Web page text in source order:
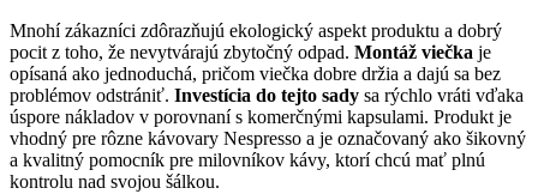
Mnohí zákazníci zdôrazňujú ekologický aspekt produktu a dobrý
pocit z toho, že nevytvárajú zbytočný odpad. Montáž viečka je
opísaná ako jednoduchá, pričom viečka dobre držia a dajú sa bez
problémov odstrániť. Investícia do tejto sady sa rýchlo vráti vďaka
úspore nákladov v porovnaní s komerčnými kapsulami. Produkt je
vhodný pre rôzne kávovary Nespresso a je označovaný ako šikovný
a kvalitný pomocník pre milovníkov kávy, ktorí chcú mať plnú
kontrolu nad svojou šálkou.